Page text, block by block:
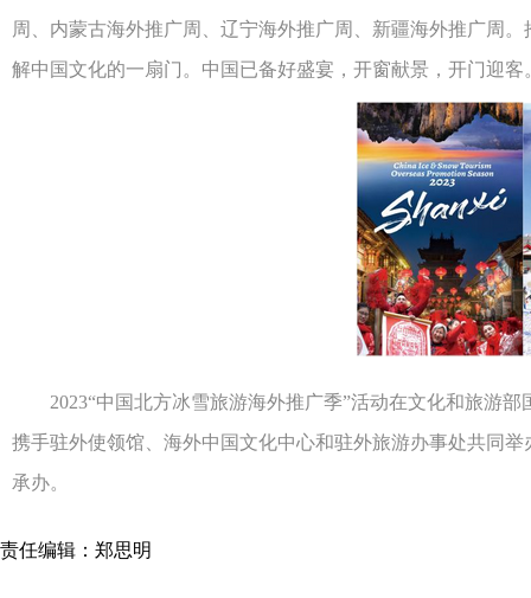
周、内蒙古海外推广周、辽宁海外推广周、新疆海外推广周
解中国文化的一扇门。中国已备好盛宴，开窗献景，开门迎客
2023“中国北方冰雪旅游海外推广季”活动在文化和旅游部
携手驻外使领馆、海外中国文化中心和驻外旅游办事处共同
承办。
责任编辑：郑思明